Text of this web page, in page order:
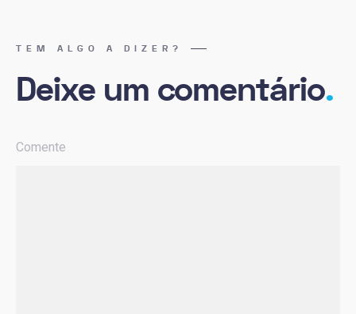
TEM ALGO A DIZER?
Deixe um comentário.
Comente